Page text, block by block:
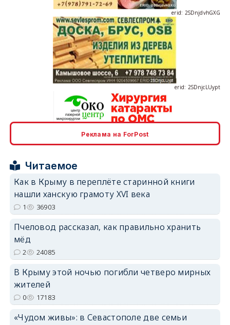
Реклама на ForPost
Читаемое
Как в Крыму в переплёте старинной книги
нашли ханскую грамоту XVI века
1 36903
Пчеловод рассказал, как правильно хранить
мёд
2 24085
В Крыму этой ночью погибли четверо мирных
жителей
0 17183
«Чудом живы»: в Севастополе две семьи